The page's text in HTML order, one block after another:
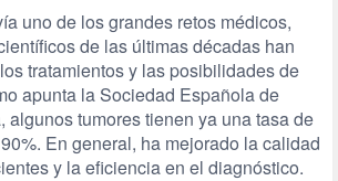
uno de los grandes retos médicos,
de las últimas décadas han
tratamientos y las posibilidades de
apunta la Sociedad Española de
algunos tumores tienen ya una tasa de
En general, ha mejorado la calidad
y la eficiencia en el diagnóstico.